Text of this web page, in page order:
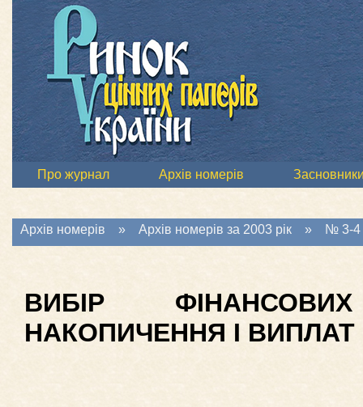
Про журнал Архів номерів
Архів номерів » Архів номерів за 2003 рік » № 3-4
ВИБІР
НАКОПИЧЕННЯ І